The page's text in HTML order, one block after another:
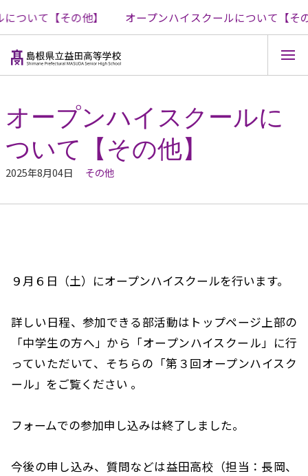
コ
ン
へ
キ
プ
ついて【その他】 オープンハイスクールについて【そ
オープンハイスクールに
ついて【その他】
2025年8月04日 その他
９月６日（土）にオープンハイスクールを行います。
詳しい日程、参加できる部活動はトップページ上部の
「中学生の方へ」から「オープンハイスクール」に行
っていただいて、そちらの「第３回オープンハイスク
ール」をご覧ください 。
フォームでの参加申し込みは終了しました。
今後の申し込み、質問などは益田高校（担当：長岡、